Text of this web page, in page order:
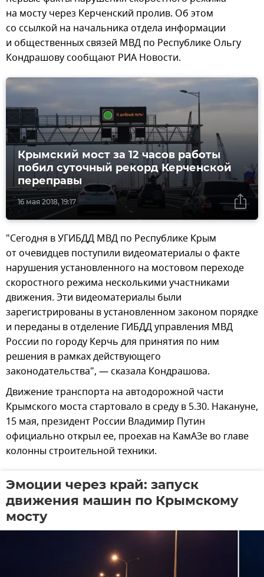
на мосту через Керченский пролив. Об этом
со ссылкой на начальника отдела информации
и общественных связей МВД по Республике Ольгу
Кондрашову сообщают РИА Новости.
16 мая 2018, 19:17
Крымский мост за 12 часов работы
побил суточный рекорд Керченской
переправы
"Сегодня в УГИБДД МВД по Республике Крым
от очевидцев поступили видеоматериалы о факте
нарушения установленного на мостовом переходе
скоростного режима несколькими участниками
движения. Эти видеоматериалы были
зарегистрированы в установленном законом порядке
и переданы в отделение ГИБДД управления МВД
России по городу Керчь для принятия по ним
решения в рамках действующего
законодательства", — сказала Кондрашова.
Движение транспорта на автодорожной части
Крымского моста стартовало в среду в 5.30. Накануне,
15 мая, президент России Владимир Путин
официально открыл ее, проехав на КамАЗе во главе
колонны строительной техники.
Эмоции через край: запуск
движения машин по Крымскому
мосту